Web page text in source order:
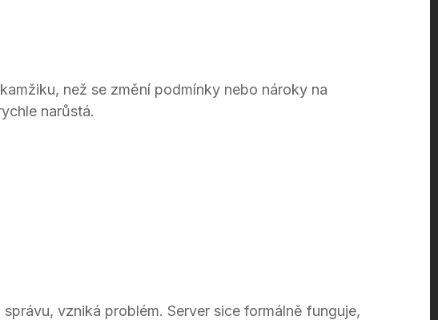
než se změní podmínky nebo nároky na
narůstá.
vzniká problém. Server sice formálně funguje,